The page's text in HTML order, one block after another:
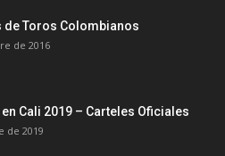
de Toros Colombianos
de 2016
Cali 2019 – Carteles Oficiales
de 2019